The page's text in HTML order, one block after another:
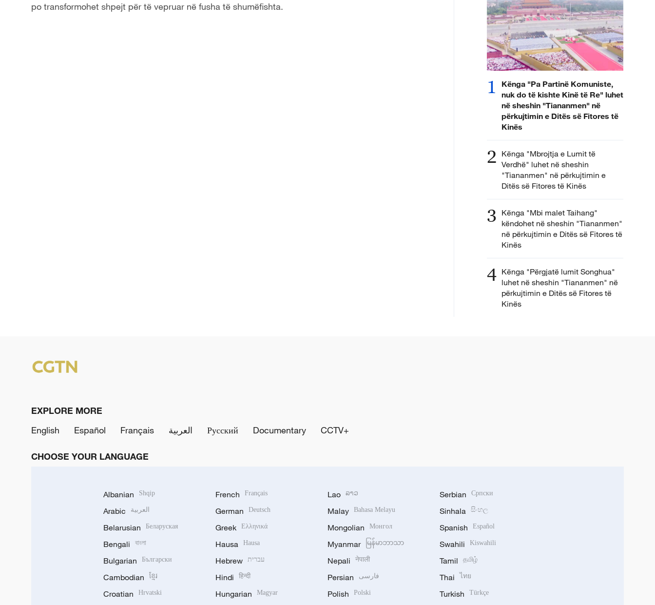
po transformohet shpejt për të vepruar në fusha të shumëfishta.
1
Kënga "Pa Partinë Komuniste,
nuk do të kishte Kinë të Re" luhet
në sheshin "Tiananmen" në
përkujtimin e Ditës së Fitores të
Kinës
2 Kënga "Mbrojtja e Lumit të
Verdhë" luhet në sheshin
"Tiananmen" në përkujtimin e
Ditës së Fitores të Kinës
3 Kënga "Mbi malet Taihang"
këndohet në sheshin "Tiananmen"
në përkujtimin e Ditës së Fitores të
Kinës
4 Kënga "Përgjatë lumit Songhua"
luhet në sheshin "Tiananmen" në
përkujtimin e Ditës së Fitores të
Kinës
EXPLORE MORE
English
Español Français العربية Русский Documentary CCTV+
CHOOSE YOUR LANGUAGE
Albanian Shqip
Arabic العربية
Belarusian Беларуская
Bengali বাংলা
Bulgarian Български
Cambodian ខ្មែរ
Croatian Hrvatski
French Français
German Deutsch
Greek Ελληνικά
Hausa Hausa
Hebrew עברית
Hindi हिन्दी
Hungarian Magyar
Lao ລາວ
Malay Bahasa Melayu
Mongolian Монгол
Myanmar မြန်မာဘာသာ
Nepali नेपाली
Persian فارسی
Polish Polski
Serbian Српски
Sinhala සිංහල
Spanish Español
Swahili Kiswahili
Tamil தமிழ்
Thai ไทย
Turkish Türkçe